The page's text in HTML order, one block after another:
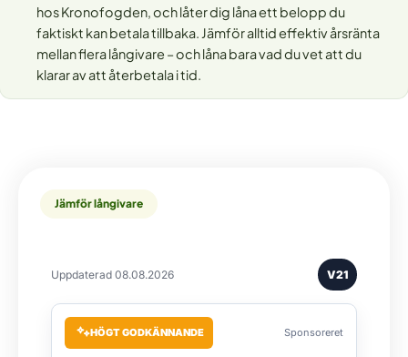
hos Kronofogden, och låter dig låna ett belopp du
faktiskt kan betala tillbaka. Jämför alltid effektiv årsränta
mellan flera långivare – och låna bara vad du vet att du
klarar av att återbetala i tid.
Jämför långivare
Uppdaterad 08.08.2026 V21
HÖGT GODKÄNNANDE Sponsoreret